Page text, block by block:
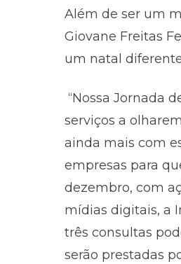
Além de ser um
Giovane Freitas
um natal
“Nossa Jornada
serviços a
ainda mais com
empresas para
dezembro, com
mídias digitais, a
três consultas
serão prestadas